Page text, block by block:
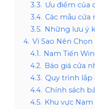
3.3. Ưu điểm của
3.4. Các mẫu
3.5. Những lưu ý
4. Vì Sao Nên
4.1. Nam Tiến
4.2. Báo giá cửa
4.3. Quy trình lắp
4.4. Chính sách
4.5. Khu vực